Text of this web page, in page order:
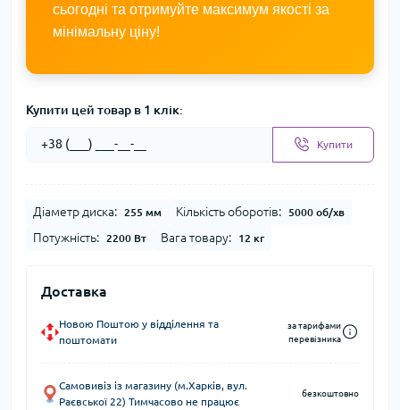
сьогодні та отримуйте максимум якості за
мінімальну ціну!
Купити цей товар в 1 клік:
Купити
Діаметр диска: 255 мм Кількість оборотів: 5000 об/хв
Потужність: 2200 Вт Вага товару: 12 кг
Доставка
Новою Поштою у відділення та
поштомати
за тарифами
перевізника
Самовивіз із магазину (м.Харків, вул.
Раєвської 22) Тимчасово не працює
безкоштовно